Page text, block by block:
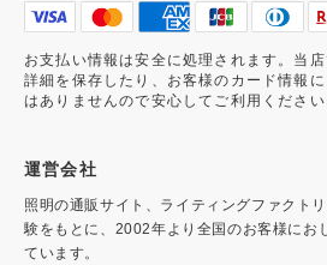
お支払い情報は安全に処理されます。当
詳細を保存したり、お客様のカード情報
はありませんので安心してご利用ください
運営会社
照明の通販サイト、ライティングファクト
験をもとに、2002年より全国のお客様にお
ています。